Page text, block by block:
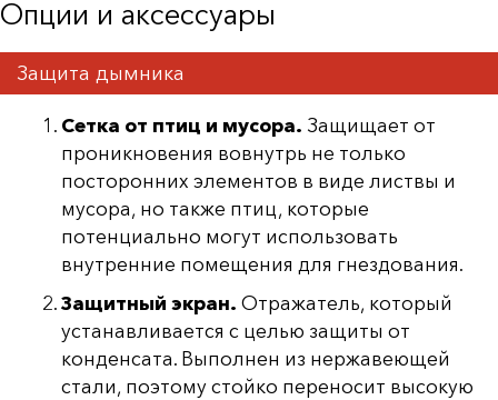
Опции и аксессуары
Защита дымника
Сетка от птиц и мусора. Защищает от
проникновения вовнутрь не только
посторонних элементов в виде листвы и
мусора, но также птиц, которые
потенциально могут использовать
внутренние помещения для гнездования.
Защитный экран. Отражатель, который
устанавливается с целью защиты от
конденсата. Выполнен из нержавеющей
стали, поэтому стойко переносит высокую